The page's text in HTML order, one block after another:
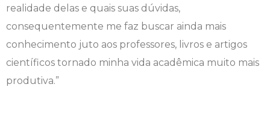
realidade delas e quais suas dúvidas,
consequentemente me faz buscar ainda mais
conhecimento juto aos professores, livros e artigos
científicos tornado minha vida acadêmica muito mais
produtiva.”